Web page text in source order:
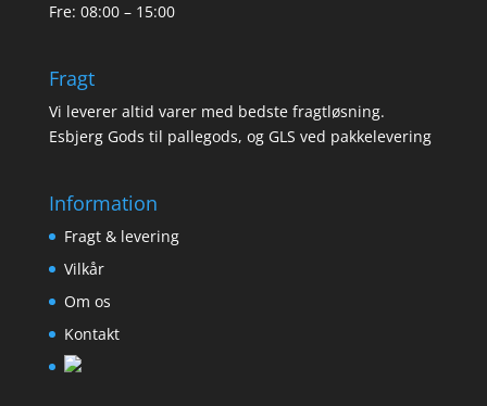
Fre: 08:00 – 15:00
Fragt
Vi leverer altid varer med bedste fragtløsning.
Esbjerg Gods til pallegods, og GLS ved pakkelevering
Information
Fragt & levering
Vilkår
Om os
Kontakt